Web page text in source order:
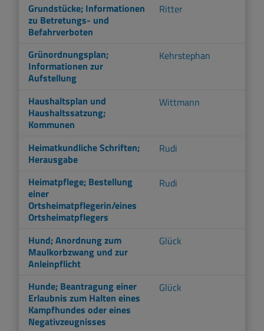
Grundstücke; Informationen
zu Betretungs- und
Befahrverboten
Ritter
Grünordnungsplan;
Informationen zur
Aufstellung
Kehrstephan
Haushaltsplan und
Haushaltssatzung;
Kommunen
Wittmann
Heimatkundliche Schriften;
Herausgabe
Rudi
Heimatpflege; Bestellung
einer
Ortsheimatpflegerin/eines
Ortsheimatpflegers
Rudi
Hund; Anordnung zum
Maulkorbzwang und zur
Anleinpflicht
Glück
Hunde; Beantragung einer
Erlaubnis zum Halten eines
Kampfhundes oder eines
Negativzeugnisses
Glück